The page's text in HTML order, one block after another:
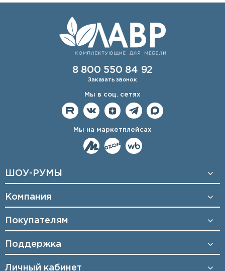
8 800 550 84 92
Заказать звонок
Мы в соц. сетях
Мы на маркетплейсах
ШОУ-РУМЫ
Компания
Покупателям
Поддержка
Личный кабинет